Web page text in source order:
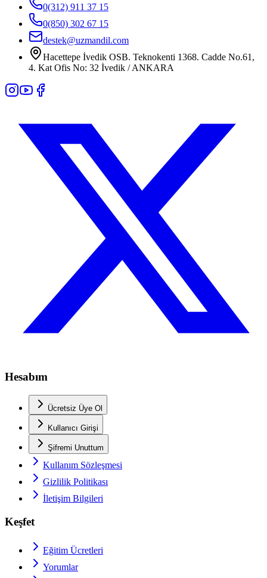
0(312) 911 37 15
0(850) 302 67 15
destek@uzmandil.com
Hacettepe İvedik OSB. Teknokenti 1368. Cadde No.61,
4. Kat Ofis No: 32 İvedik / ANKARA
Hesabım
Ücretsiz Üye Ol
Kullanıcı Girişi
Şifremi Unuttum
Kullanım Sözleşmesi
Gizlilik Politikası
İletişim Bilgileri
Keşfet
Eğitim Ücretleri
Yorumlar